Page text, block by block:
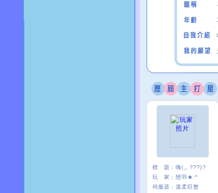
標 題： 嗨(,, ???)?
玩 家： 戀羽★:*
伺服器： 溫柔巨蟹